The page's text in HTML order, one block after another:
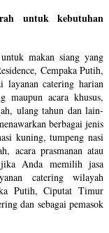
untuk kebutuhan
makan siang yang
Cempaka Putih,
layanan catering harian
maupun acara khusus,
ulang tahun dan lain-
berbagai jenis
kuning, tumpeng nasi
acara prasmanan atau
Anda memilih jasa
catering wilayah
Putih, Ciputat Timur
dan sebagai pemasok